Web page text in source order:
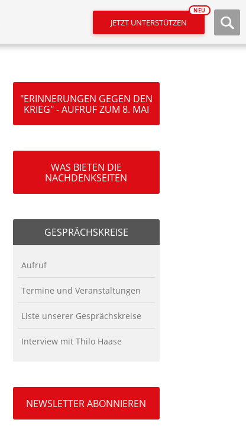
JETZT UNTERSTÜTZEN
NEU
"ERINNERUNGEN GEGEN DEN
KRIEG" - AUFRUF ZUM 8. MAI
WAS BIETEN DIE
NACHDENKSEITEN
GESPRÄCHSKREISE
Aufruf
Termine und Veranstaltungen
Liste unserer Gesprächskreise
Interview mit Thilo Haase
NEWSLETTER ABONNIEREN